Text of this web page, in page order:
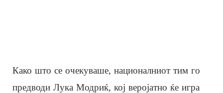
Како што се очекуваше, националниот тим го
предводи Лука Модриќ, кој веројатно ќе игра